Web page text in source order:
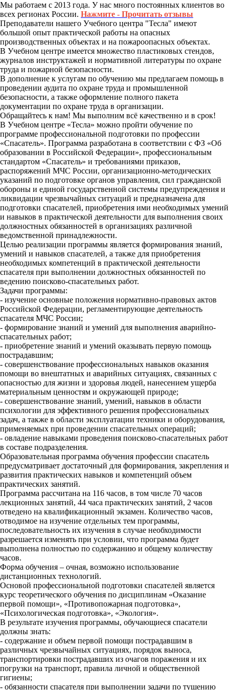
Мы работаем с 2013 года. У нас много постоянных клиентов во
всех регионах России. Нажмите - Прочитать отзывы
Преподаватели нашего Учебного центра "Тесла" имеют
большой опыт практической работы на опасных
производственных объектах и на пожароопасных объектах.
В Учебном центре имеется множество пластиковых стендов,
журналов инструктажей и нормативной литературы по охране
труда и пожарной безопасности.
В дополнение к услугам по обучению мы предлагаем помощь в
проведении аудита по охране труда и промышленной
безопасности, а также оформление полного пакета
документации по охране труда в организации.
Обращайтесь к нам! Мы выполним всё качественно и в срок!
В Учебном центре «Тесла» можно пройти обучение по
программе профессиональной подготовки по профессии
«Спасатель». Программа разработана в соответствии с ФЗ «Об
образовании в Российской Федерации», профессиональным
стандартом «Спасатель» и требованиями приказов,
распоряжений МЧС России, организационно-методических
указаний по подготовке органов управления, сил гражданской
обороны и единой государственной системы предупреждения и
ликвидации чрезвычайных ситуаций и предназначена для
подготовки спасателей, приобретения ими необходимых умений
и навыков в практической деятельности для выполнения своих
должностных обязанностей в организациях различной
ведомственной принадлежности.
Целью реализации программы является формирования знаний,
умений и навыков спасателей, а также для приобретения
необходимых компетенций в практической деятельности
спасателя при выполнении должностных обязанностей по
ведению поисково-спасательных работ.
Задачи программы:
- изучение основные положения нормативно-правовых актов
Российской Федерации, регламентирующие деятельность
спасателя МЧС России;
- формирование знаний и умений для выполнения аварийно-
спасательных работ;
- приобретение знаний и умений оказывать первую помощь
пострадавшим;
- совершенствование профессиональных навыков оказания
помощи во внештатных и аварийных ситуациях, связанных с
опасностью для жизни и здоровья людей, нанесением ущерба
материальным ценностям и окружающей природе;
- совершенствование знаний, умений, навыков в области
психологии для эффективного решения профессиональных
задач, а также в области эксплуатации техники и оборудования,
применяемых при проведении спасательных операций;
- овладение навыками проведения поисково-спасательных работ
в составе подразделения.
Образовательная программа обучения профессии спасатель
предусматривает достаточный для формирования, закрепления и
развития практических навыков и компетенций объем
практических занятий.
Программа рассчитана на 116 часов, в том числе 70 часов
лекционных занятий, 44 часа практических занятий, 2 часов
отведено на квалификационный экзамен. Количество часов,
отводимое на изучение отдельных тем программы,
последовательность их изучения в случае необходимости
разрешается изменять при условии, что программа будет
выполнена полностью по содержанию и общему количеству
часов.
Форма обучения – очная, возможно использование
дистанционных технологий.
Основой профессиональной подготовки спасателей является
курс теоретического обучения по дисциплинам «Оказание
первой помощи», «Противопожарная подготовка»,
«Психологическая подготовка», «Экология».
В результате изучения программы, обучающиеся спасатели
должны знать:
- содержание и объем первой помощи пострадавшим в
различных чрезвычайных ситуациях, порядок выноса,
транспортировки пострадавших из очагов поражения и их
погрузки на транспорт, правила личной и общественной
гигиены;
- обязанности спасателя при выполнении задачи по тушению